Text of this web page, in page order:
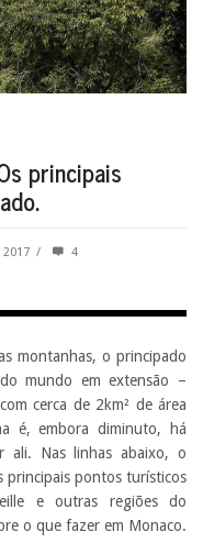
principais
/ 4
montanhas, o principado
mundo em extensão –
cerca de 2km² de área
é, embora diminuto, há
Nas linhas abaixo, o
principais pontos turísticos
e outras regiões do
o que fazer em Monaco.